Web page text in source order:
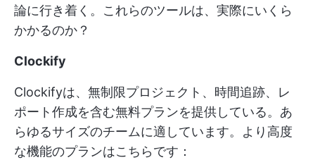
論に行き着く。これらのツールは、実際にいくら
かかるのか？
Clockify
Clockifyは、無制限プロジェクト、時間追跡、レ
ポート作成を含む無料プランを提供している。あ
らゆるサイズのチームに適しています。より高度
な機能のプランはこちらです：